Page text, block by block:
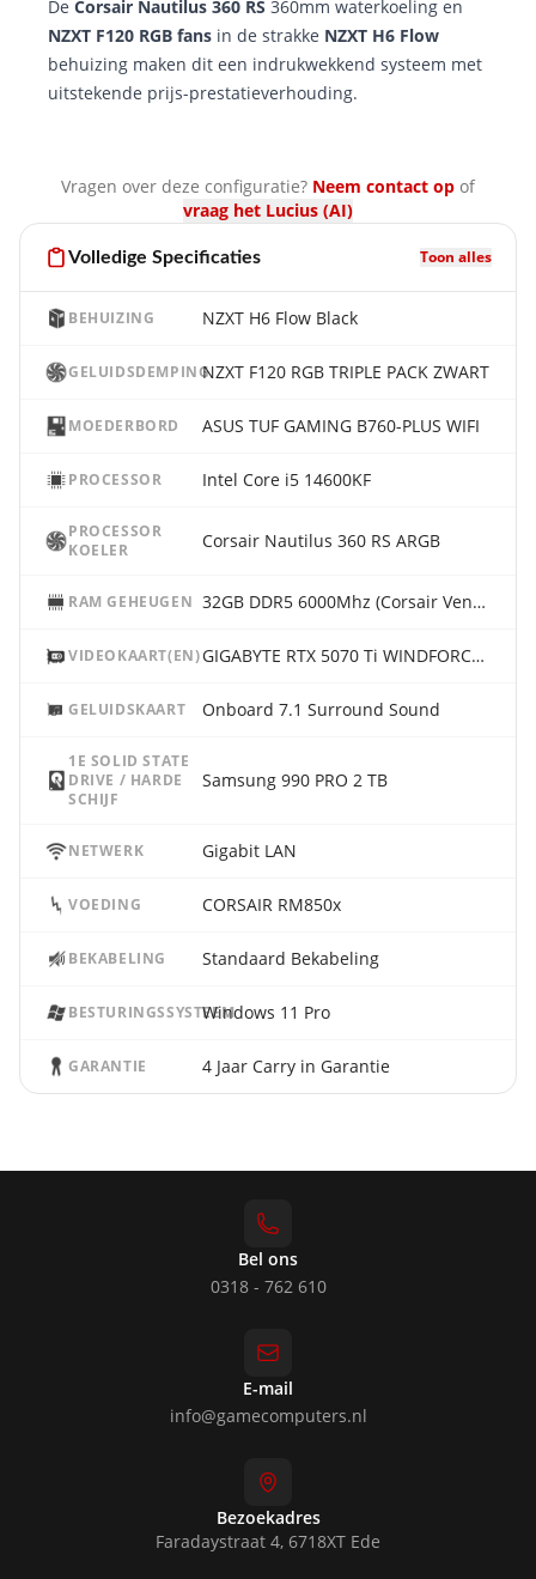
De Corsair Nautilus 360 RS 360mm waterkoeling en
NZXT F120 RGB fans in de strakke NZXT H6 Flow
behuizing maken dit een indrukwekkend systeem met
uitstekende prijs-prestatieverhouding.
Vragen over deze configuratie? Neem contact op of
vraag het Lucius (AI)
Volledige Specificaties Toon alles
BEHUIZING NZXT H6 Flow Black
GELUIDSDEMPINGNZXT F120 RGB TRIPLE PACK ZWART
MOEDERBORD ASUS TUF GAMING B760-PLUS WIFI
PROCESSOR Intel Core i5 14600KF
PROCESSOR
KOELER
Corsair Nautilus 360 RS ARGB
RAM GEHEUGEN 32GB DDR5 6000Mhz (Corsair Vengeance RGB)
VIDEOKAART(EN) GIGABYTE RTX 5070 Ti WINDFORCE OC 16G
GELUIDSKAART Onboard 7.1 Surround Sound
1E SOLID STATE
DRIVE / HARDE
SCHIJF
Samsung 990 PRO 2 TB
NETWERK Gigabit LAN
VOEDING CORSAIR RM850x
BEKABELING Standaard Bekabeling
BESTURINGSSYSTEEMWindows 11 Pro
GARANTIE 4 Jaar Carry in Garantie
Bel ons
0318 - 762 610
E-mail
info@gamecomputers.nl
Bezoekadres
Faradaystraat 4, 6718XT Ede